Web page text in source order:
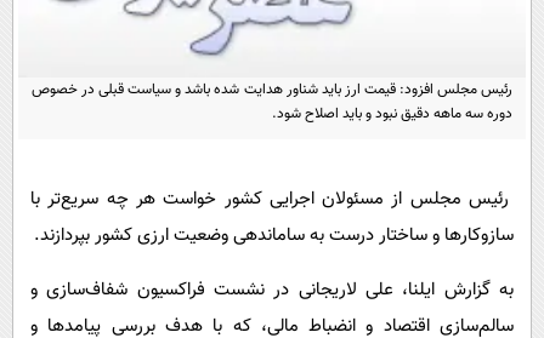
محیط زیست
فناوری و It
اخبار کریپتو
قرآن
سرگرمی
فیلم
سیاست
فناوری
رئیس مجلس افزود: قیمت ارز باید شناور هدایت شده باشد و سیاست قبلی در خصوص
دوره سه ماهه دقیق نبود و باید اصلاح شود.
رئیس مجلس از مسئولان اجرایی کشور خواست هر چه سریع‌تر با
سازوکارها و ساختار درست به ساماندهی وضعیت ارزی کشور بپردازند.
به گزارش ایلنا، علی لاریجانی در نشست فراکسیون شفاف‌‌‌سازی و
سالم‌‌‌‌‌سازی اقتصاد و انضباط مالی، که با هدف بررسی پیامدها و